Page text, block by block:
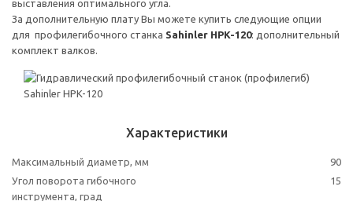
выставления оптимального угла.
За дополнительную плату Вы можете купить следующие опции
для профилегибочного станка Sahinler HPK-120: дополнительный
комплект валков.
Характеристики
Максимальный диаметр, мм
90
Угол поворота гибочного
инструмента, град
15